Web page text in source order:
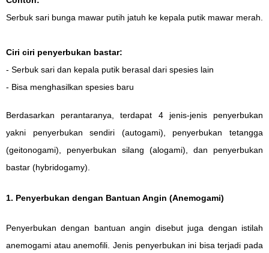
Serbuk sari bunga mawar putih jatuh ke kepala putik mawar merah.
Ciri ciri penyerbukan bastar:
- Serbuk sari dan kepala putik berasal dari spesies lain
- Bisa menghasilkan spesies baru
Berdasarkan perantaranya, terdapat 4 jenis-jenis penyerbukan
yakni penyerbukan sendiri (autogami), penyerbukan tetangga
(geitonogami), penyerbukan silang (alogami), dan penyerbukan
bastar (hybridogamy).
1. Penyerbukan dengan Bantuan Angin (Anemogami)
Penyerbukan dengan bantuan angin disebut juga dengan istilah
anemogami atau anemofili. Jenis penyerbukan ini bisa terjadi pada